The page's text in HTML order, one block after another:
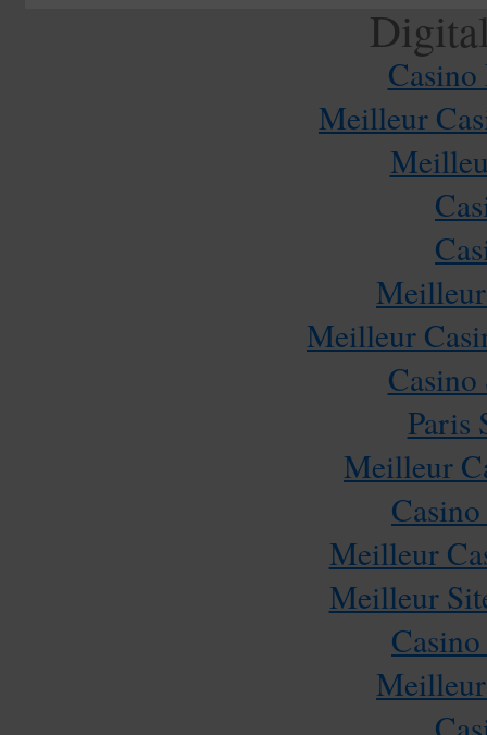
Meilleur
Meilleur
Casino
Paris
Meilleur
Meilleur
Meilleur